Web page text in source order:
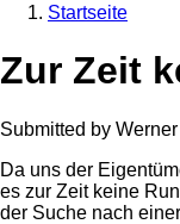
Startseite
Zur Zeit
Submitted by
Da uns der
es zur Zeit keine
der Suche nach